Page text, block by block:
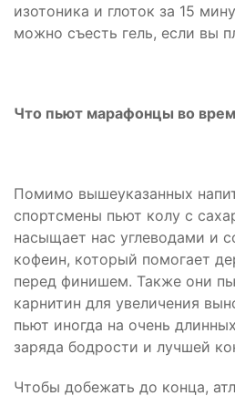
изотоника и глоток за 15
можно съесть гель, если вы
Что пьют марафонцы во
Помимо вышеуказанных
спортсмены пьют колу с
насыщает нас углеводами и
кофеин, который помогает
перед финишем. Также они
карнитин для увеличения
пьют иногда на очень
заряда бодрости и лучшей
Чтобы добежать до конца,